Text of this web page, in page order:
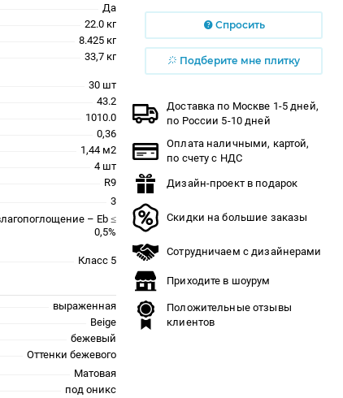
Да
22.0 кг
8.425 кг
33,7 кг
30 шт
43.2
1010.0
0,36
1,44 м2
4 шт
R9
3
– Eb ≤
0,5%
Класс 5
выраженная
Beige
бежевый
Оттенки бежевого
Матовая
под оникс
Спросить
Подберите мне плитку
Доставка по Москве 1-5 дней,
по России 5-10 дней
Оплата наличными, картой,
по счету с НДС
Дизайн-проект в подарок
Скидки на большие заказы
Сотрудничаем с дизайнерами
Приходите в шоурум
Положительные отзывы
клиентов